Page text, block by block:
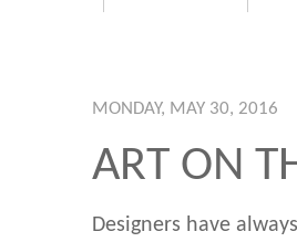
MONDAY, MAY 30, 2016
ART ON
Designers have